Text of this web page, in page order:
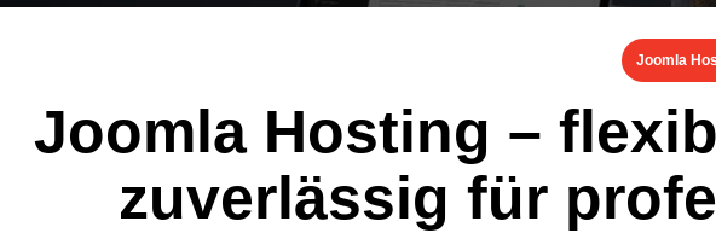
Joomla
Joomla Hosting –
zuverlässig für